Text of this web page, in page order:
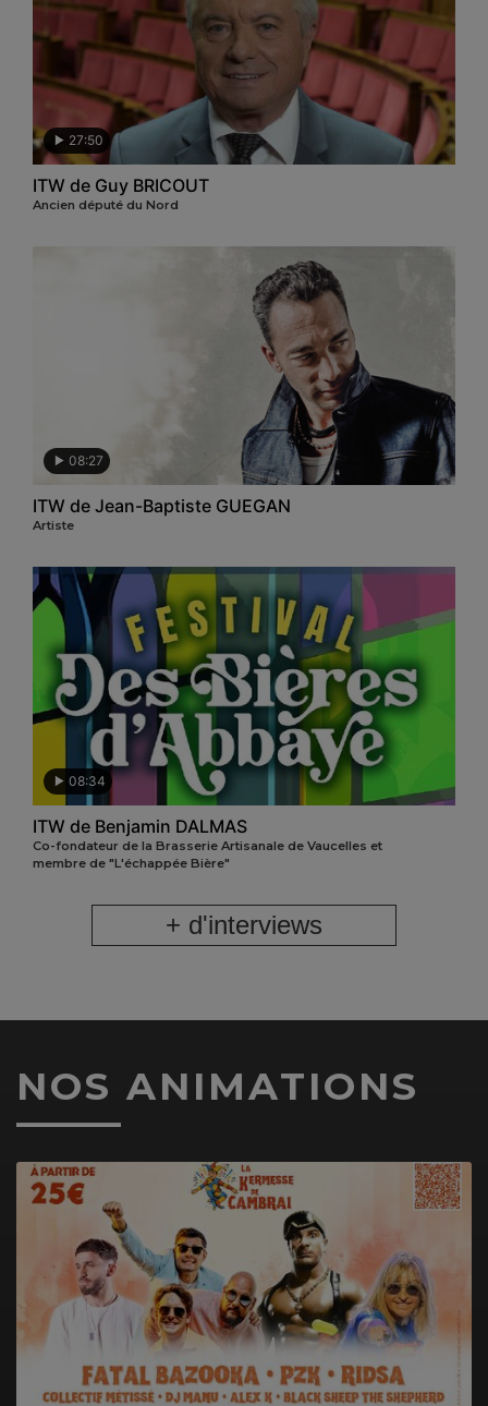
27:50
ITW de Guy BRICOUT
Ancien député du Nord
08:27
ITW de Jean-Baptiste GUEGAN
Artiste
08:34
ITW de Benjamin DALMAS
Co-fondateur de la Brasserie Artisanale de Vaucelles et
membre de "L'échappée Bière"
+ d'interviews
NOS ANIMATIONS